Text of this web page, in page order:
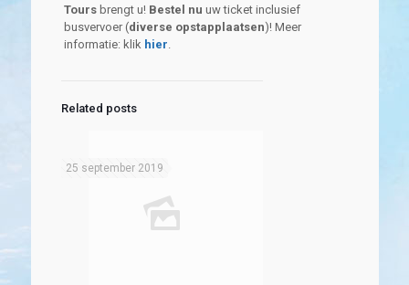
Toursbrengt u! Bestel nu uw ticket inclusief
busvervoer (diverse opstapplaatsen)! Meer
informatie: klik hier.
Related posts
25 september 2019